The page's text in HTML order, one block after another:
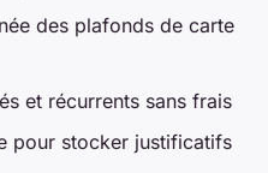
des plafonds de carte
et récurrents sans frais
pour stocker justificatifs